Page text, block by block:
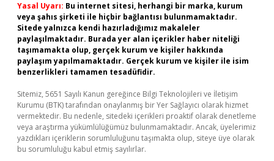
Yasal Uyarı: Bu internet sitesi, herhangi bir marka, kurum
veya şahıs şirketi ile hiçbir bağlantısı bulunmamaktadır.
Sitede yalnızca kendi hazırladığımız makaleler
paylaşılmaktadır. Burada yer alan içerikler haber niteliği
taşımamakta olup, gerçek kurum ve kişiler hakkında
paylaşım yapılmamaktadır. Gerçek kurum ve kişiler ile isim
benzerlikleri tamamen tesadüfidir.
Sitemiz, 5651 Sayılı Kanun gereğince Bilgi Teknolojileri ve İletişim
Kurumu (BTK) tarafından onaylanmış bir Yer Sağlayıcı olarak hizmet
vermektedir. Bu nedenle, sitedeki içerikleri proaktif olarak denetleme
veya araştırma yükümlülüğümüz bulunmamaktadır. Ancak, üyelerimiz
yazdıkları içeriklerin sorumluluğunu taşımakta olup, siteye üye olarak
bu sorumluluğu kabul etmiş sayılırlar.